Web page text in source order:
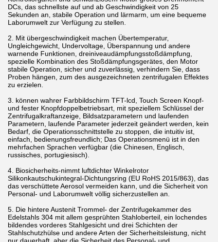
DCs, das schnellste auf und ab Geschwindigkeit von 25
Sekunden an, stabile Operation und lärmarm, um eine bequeme
Laborumwelt zur Verfügung zu stellen.
2. Mit übergeschwindigkeit machen Übertemperatur,
Ungleichgewicht, Undervoltage, Überspannung und andere
warnende Funktionen, dreiniveaudämpfungsstoßdämpfung,
spezielle Kombination des Stoßdämpfungsgerätes, den Motor
stabile Operation, sicher und zuverlässig, verhindern Sie, dass
Proben hängen, zum des ausgezeichneten zentrifugalen Effektes
zu erzielen.
3. können wahrer Farbbildschirm TFT-lcd, Touch Screen Knopf-
und fester Knopfdoppelbetriebsart, mit speziellem Schlüssel der
Zentrifugalkraftanzeige, Bildsatzparametern und laufenden
Parametern, laufende Parameter jederzeit geändert werden, kein
Bedarf, die Operationsschnittstelle zu stoppen, die intuitiv ist,
einfach, bedienungsfreundlich; Das Operationsmenü ist in den
mehrfachen Sprachen verfügbar (die Chinesen, Englisch,
russisches, portugiesisch).
4. Biosicherheits-nimmt luftdichter Winkelrotor
Silikonkautschukintegral-Dichtungsring (EU RoHS 2015/863), das
das verschüttete Aerosol vermeiden kann, und die Sicherheit von
Personal- und Laborumwelt völlig sicherzustellen an.
5. Die hintere Austenit Trommel- der Zentrifugekammer des
Edelstahls 304 mit allem gesprühten Stahloberteil, ein lochendes
bildendes vorderes Stahlgesicht und drei Schichten der
Stahlschutzhülse und andere Arten der Sicherheitsleistung, nicht